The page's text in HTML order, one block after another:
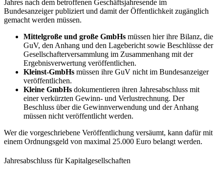
Jahres nach dem betroffenen Geschäftsjahresende im
Bundesanzeiger publiziert und damit der Öffentlichkeit zugänglich
gemacht werden müssen.
Mittelgroße und große GmbHs müssen hier ihre Bilanz, die
GuV, den Anhang und den Lagebericht sowie Beschlüsse der
Gesellschafterversammlung im Zusammenhang mit der
Ergebnisverwertung veröffentlichen.
Kleinst-GmbHs müssen ihre GuV nicht im Bundesanzeiger
veröffentlichen.
Kleine GmbHs dokumentieren ihren Jahresabschluss mit
einer verkürzten Gewinn- und Verlustrechnung. Der
Beschluss über die Gewinnverwendung und der Anhang
müssen nicht veröffentlicht werden.
Wer die vorgeschriebene Veröffentlichung versäumt, kann dafür mit
einem Ordnungsgeld von maximal 25.000 Euro belangt werden.
Jahresabschluss für Kapitalgesellschaften